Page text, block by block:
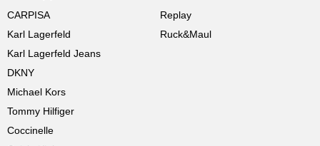
CARPISA
Karl Lagerfeld
Karl Lagerfeld Jeans
DKNY
Michael Kors
Tommy Hilfiger
Coccinelle
Replay
Ruck&Maul